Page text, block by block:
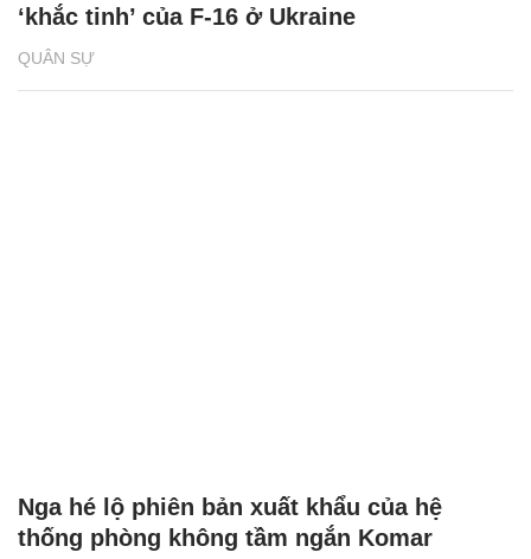
QUÂN SỰ
‘khắc tinh’ của F-16 ở Ukraine
Nga hé lộ phiên bản xuất khẩu của hệ
thống phòng không tầm ngắn Komar